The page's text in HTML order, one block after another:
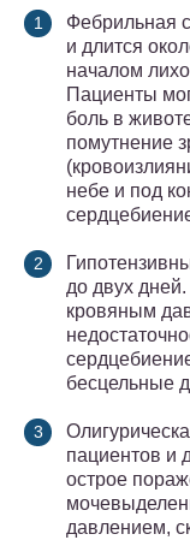
Фебрильная
и длится
началом
Пациенты
боль в
помутнение
небе и под
до двух
кровяным
бесцельные
пациентов и
острое
давлением,